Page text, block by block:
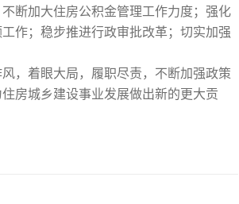
断加大住房公积金管理工作力度；强化
作；稳步推进行政审批改革；切实加强
，着眼大局，履职尽责，不断加强政策
房城乡建设事业发展做出新的更大贡